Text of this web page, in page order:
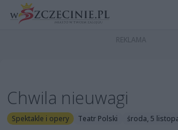
Chwila nieuwagi
Spektakle i opery Teatr Polski środa, 5